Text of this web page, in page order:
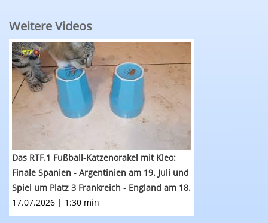
Weitere Videos
Das RTF.1 Fußball-Katzenorakel mit Kleo:
Das RTF.1 Fußball-Katzenorakel mit Kleo:
Finale Spanien - Argentinien am 19. Juli und
Spiel um Platz 3 Frankreich - England am 18.
Juli (zur Fußballweltmeisterschaft 2026)
17.07.2026 | 1:30 min